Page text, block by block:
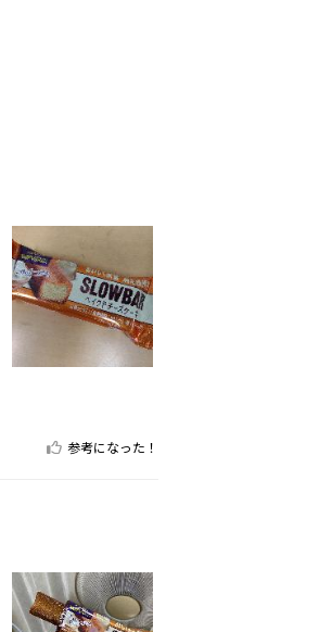
参考になった！